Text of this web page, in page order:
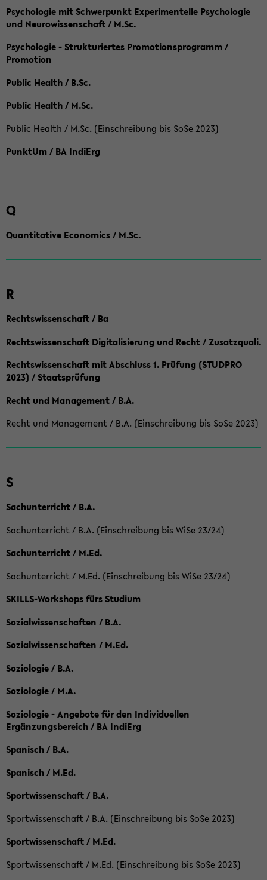
Psychologie mit Schwerpunkt Experimentelle Psychologie
und Neurowissenschaft / M.Sc.
Psychologie - Strukturiertes Promotionsprogramm /
Promotion
Public Health / B.Sc.
Public Health / M.Sc.
Public Health / M.Sc. (Einschreibung bis SoSe 2023)
PunktUm / BA IndiErg
Q
Quantitative Economics / M.Sc.
R
Rechtswissenschaft / Ba
Rechtswissenschaft Digitalisierung und Recht / Zusatzquali.
Rechtswissenschaft mit Abschluss 1. Prüfung (STUDPRO
2023) / Staatsprüfung
Recht und Management / B.A.
Recht und Management / B.A. (Einschreibung bis SoSe 2023)
S
Sachunterricht / B.A.
Sachunterricht / B.A. (Einschreibung bis WiSe 23/24)
Sachunterricht / M.Ed.
Sachunterricht / M.Ed. (Einschreibung bis WiSe 23/24)
SKILLS-Workshops fürs Studium
Sozialwissenschaften / B.A.
Sozialwissenschaften / M.Ed.
Soziologie / B.A.
Soziologie / M.A.
Soziologie - Angebote für den Individuellen
Ergänzungsbereich / BA IndiErg
Spanisch / B.A.
Spanisch / M.Ed.
Sportwissenschaft / B.A.
Sportwissenschaft / B.A. (Einschreibung bis SoSe 2023)
Sportwissenschaft / M.Ed.
Sportwissenschaft / M.Ed. (Einschreibung bis SoSe 2023)